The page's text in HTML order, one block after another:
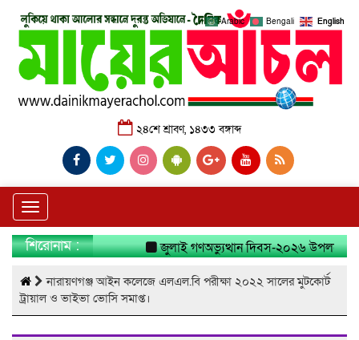
২৪শে শ্রাবণ, ১৪৩৩ বঙ্গাব্দ
Toggle
navigation
শিরোনাম : জুলাই গণঅভ্যুত্থান দিবস-২০২৬ উপলক্ষে
নারায়ণগঞ্জ আইন কলেজে এলএল.বি পরীক্ষা ২০২২ সালের মুটকোর্ট
ট্রায়াল ও ভাইভা ভোসি সমাপ্ত।
Arabic Bengali English